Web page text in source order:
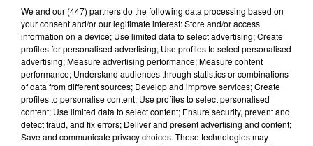
N°1 du rap français.
We and our (447) partnersdo the following data processing based on
your consent and/or our legitimate interest: Store and/or access
information on a device; Use limited data to select advertising; Create
profiles for personalised advertising; Use profiles to select personalised
advertising; Measure advertising performance; Measure content
performance; Understand audiences through statistics or combinations
of data from different sources; Develop and improve services; Create
profiles to personalise content; Use profiles to select personalised
content; Use limited data to select content; Ensure security, prevent and
detect fraud, and fix errors; Deliver and present advertising and content;
Save and communicate privacy choices. These technologies may